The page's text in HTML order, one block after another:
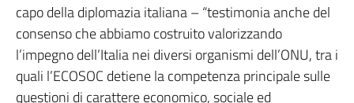
capo della diplomazia italiana – “testimonia anche del
consenso che abbiamo costruito valorizzando
l’impegno dell’Italia nei diversi organismi dell’ONU, tra i
quali l’ECOSOC detiene la competenza principale sulle
questioni di carattere economico, sociale ed